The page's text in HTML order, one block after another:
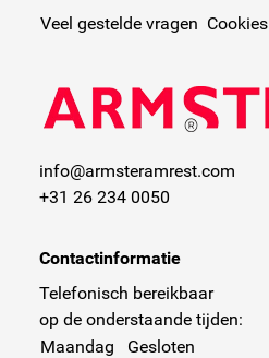
Veel gestelde vragen Cookies
info@armsteramrest.com
+31 26 234 0050
Contactinformatie
Telefonisch bereikbaar
op de onderstaande tijden:
Maandag
Gesloten